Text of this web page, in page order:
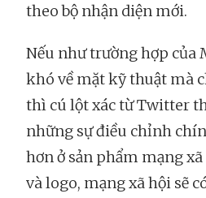
theo bộ nhận diện mới.
Nếu như trường hợp của
khó về mặt kỹ thuật mà
thì cú lột xác từ Twitter
những sự điều chỉnh
hơn ở sản phẩm mạng
và logo, mạng xã hội sẽ